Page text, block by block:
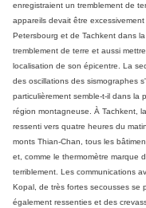
enregistraient un tremblement de
appareils devait être
Petersbourg et de Tachkent dans
tremblement de terre et aussi
localisation de son épicentre. La
des oscillations des sismographes
particulièrement semble-t-il dans la
région montagneuse. À Tachkent,
ressenti vers quatre heures du
monts Thian-Chan, tous les
et, comme le thermomètre marque
terriblement. Les communications
Kopal, de très fortes secousses se
également ressenties et des